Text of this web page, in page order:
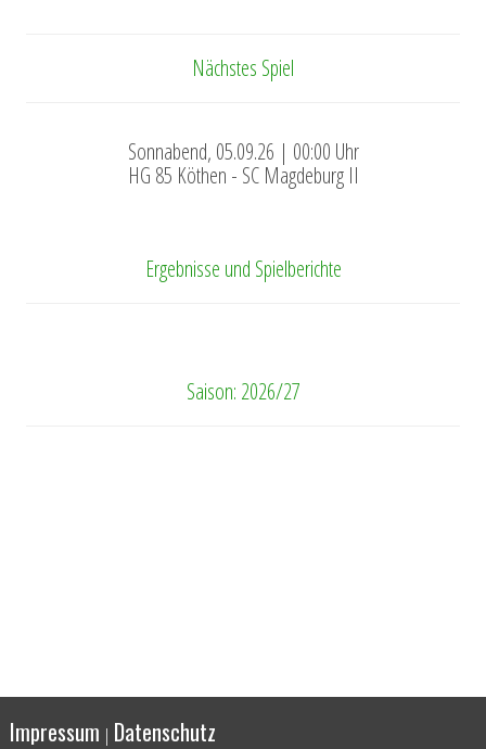
Nächstes Spiel
Sonnabend, 05.09.26 | 00:00 Uhr
HG 85 Köthen - SC Magdeburg II
Ergebnisse und Spielberichte
Saison: 2026/27
Impressum | Datenschutz